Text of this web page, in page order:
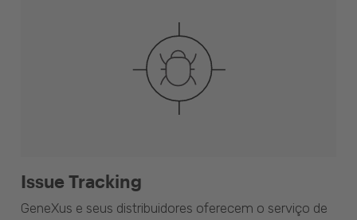
Issue Tracking
GeneXus e seus distribuidores oferecem o serviço de